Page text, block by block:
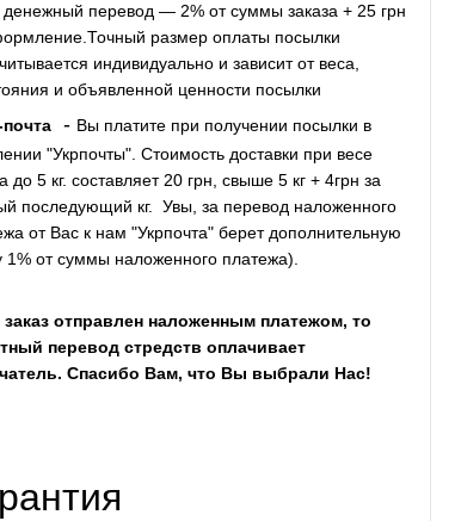
перевод — 2% от суммы заказа + 25 грн
размер оплаты посылки
индивидуально и зависит от веса,
и объявленной ценности посылки
- Вы платите при получении посылки в
"Укрпочты". Стоимость доставки при весе
до 5 кг. составляет 20 грн, свыше 5 кг + 4грн за
последующий кг. Увы, за перевод наложенного
от Вас к нам "Укрпочта" берет дополнительную
1% от суммы наложенного платежа).
заказ отправлен наложенным платежом, то
перевод стредств оплачивает
Спасибо Вам, что Вы выбрали Нас!